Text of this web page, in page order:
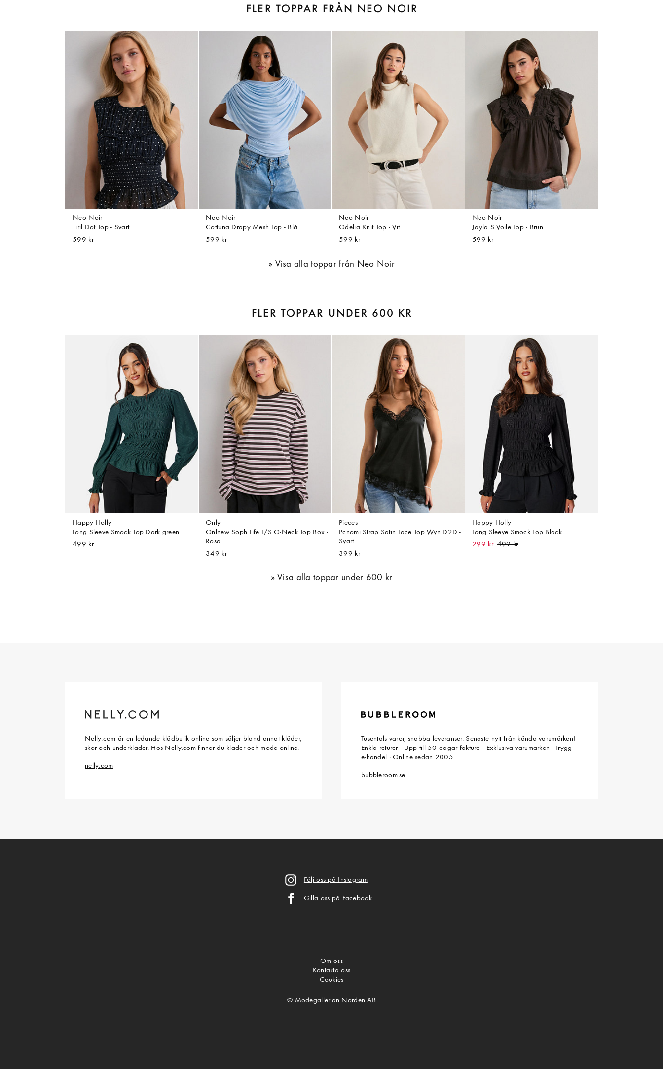
FLER TOPPAR FRÅN NEO NOIR
Neo Noir
Tiril Dot Top - Svart
599 kr
Neo Noir
Cottuna Drapy Mesh Top - Blå
599 kr
Neo Noir
Odelia Knit Top - Vit
599 kr
Neo Noir
Jayla S Voile Top - Brun
599 kr
Visa alla toppar från Neo Noir
FLER TOPPAR UNDER 600 KR
Happy Holly
Long Sleeve Smock Top Dark green
499 kr
Only
Onlnew Soph Life L/S O-Neck Top Box -
Rosa
349 kr
Pieces
Pcnomi Strap Satin Lace Top Wvn D2D -
Svart
399 kr
Happy Holly
Long Sleeve Smock Top Black
299 kr
Visa alla toppar under 600 kr
Nelly.com är en ledande klädbutik online som säljer bland annat kläder,
skor och underkläder. Hos Nelly.com finner du kläder och mode online.
nelly.com
Tusentals varor, snabba leveranser. Senaste nytt från kända varumärken!
Enkla returer · Upp till 50 dagar faktura · Exklusiva varumärken · Trygg
e-handel · Online sedan 2005
bubbleroom.se
Följ oss på Instagram
Gilla oss på Facebook
Om oss
Kontakta oss
Cookies
© Modegallerian Norden AB